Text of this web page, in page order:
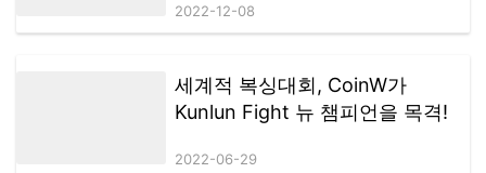
2022-12-08
세계적 복싱대회, CoinW가
Kunlun Fight 뉴 챔피언을 목격!
2022-06-29